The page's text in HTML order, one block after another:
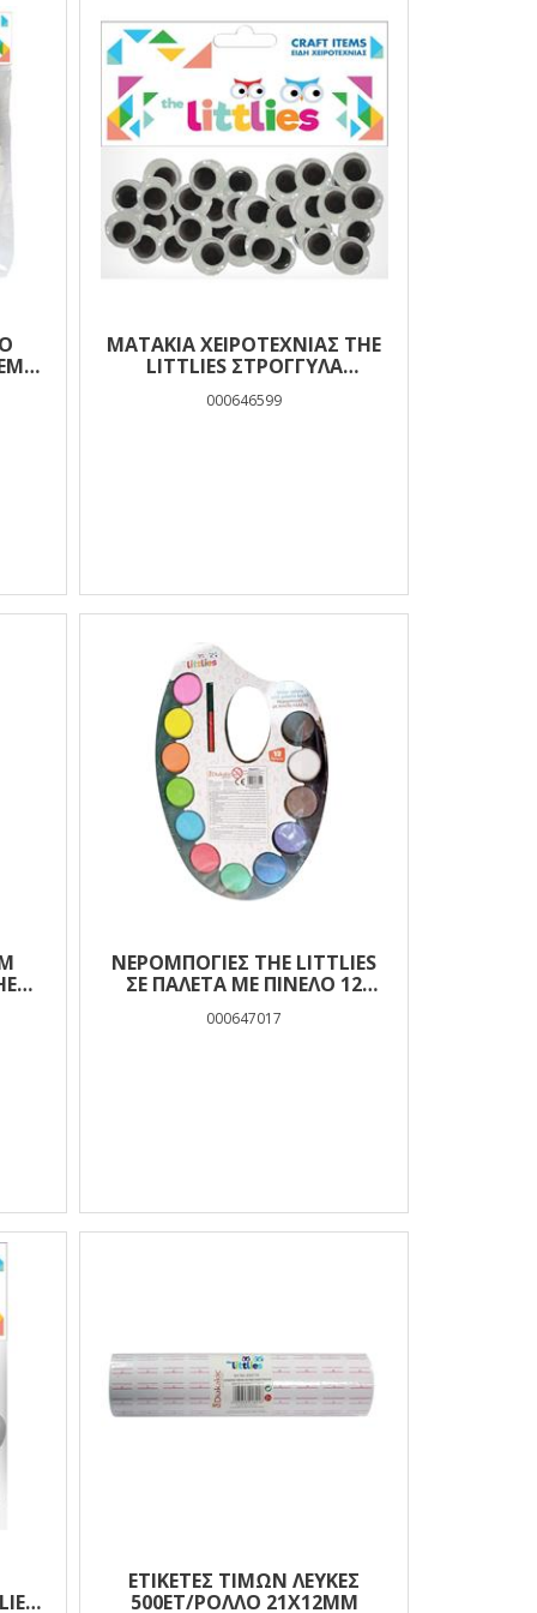
ΜΑΤΆΚΙΑ ΧΕΙΡΟΤΕΧΝΊΑΣ THE
LITTLIES ΣΤΡΌΓΓΥΛΑ
000646599
ΝΕΡΟΜΠΟΓΙΈΣ THE LITTLIES
ΣΕ ΠΑΛΈΤΑ ΜΕ ΠΙΝΈΛΟ 12
000647017
ΕΤΙΚΕΤΕΣ ΤΙΜΩΝ ΛΕΥΚΕΣ
500ΕΤ/ΡΟΛΛΟ 21X12MM